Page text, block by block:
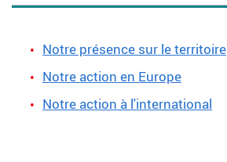
Notre présence sur le territoire
Notre action en Europe
Notre action à l'international